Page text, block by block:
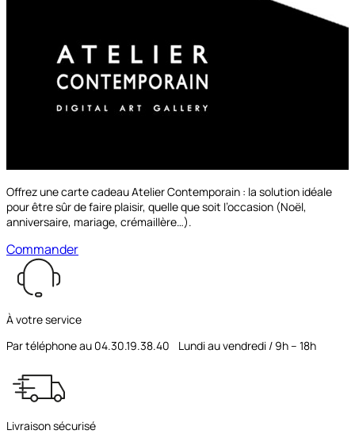
Offrez une carte cadeau Atelier Contemporain : la solution idéale
pour être sûr de faire plaisir, quelle que soit l’occasion (Noël,
anniversaire, mariage, crémaillère…).
Commander
À votre service
Par téléphone au 04.30.19.38.40 Lundi au vendredi / 9h – 18h
Livraison sécurisé